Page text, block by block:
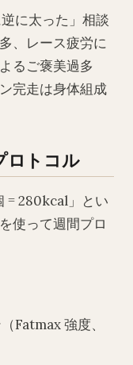
に太った」相談
、レース疲労に
るご褒美過多
完走は身体組成
ロトコル
= 280kcal」とい
使って週間プロ
Fatmax 強度、